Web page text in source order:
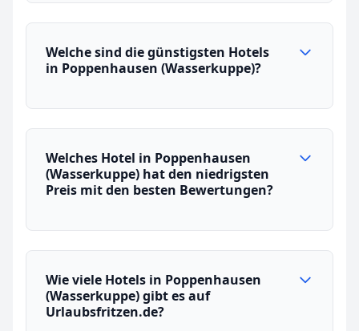
Welche sind die günstigsten Hotels
in Poppenhausen (Wasserkuppe)?
Welches Hotel in Poppenhausen
(Wasserkuppe) hat den niedrigsten
Preis mit den besten Bewertungen?
Wie viele Hotels in Poppenhausen
(Wasserkuppe) gibt es auf
Urlaubsfritzen.de?